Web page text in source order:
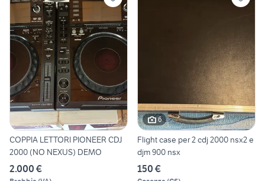
COPPIA LETTORI PIONEER CDJ
2000 (NO NEXUS) DEMO
2.000 €
6
Flight case per 2 cdj 2000 nsx2 e
djm 900 nsx
150 €